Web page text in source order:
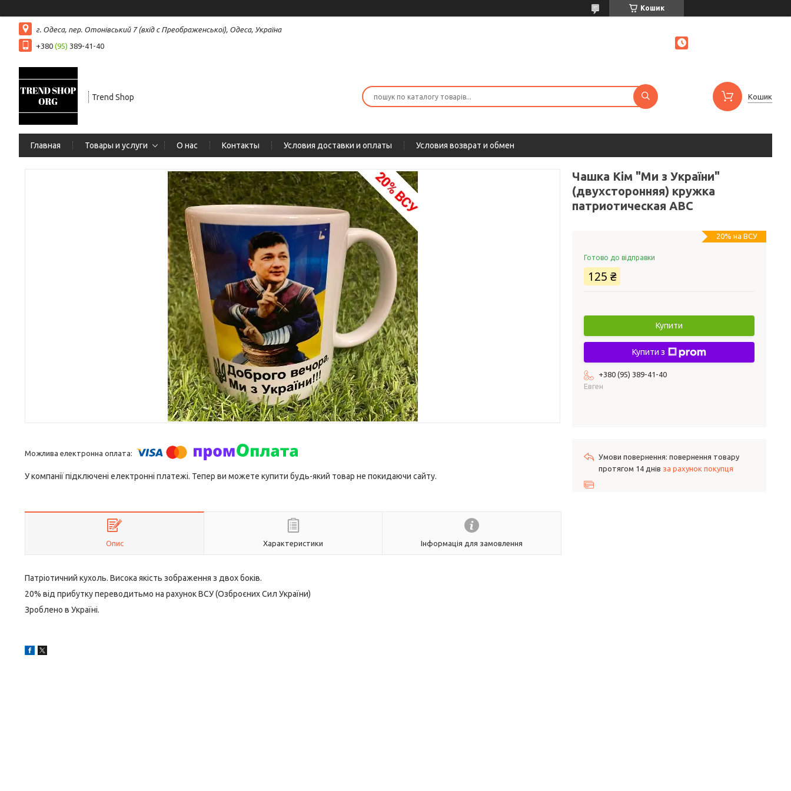
Кошик
г. Одеса, пер. Отонівський 7 (вхід с Преображенської), Одеса, Україна
+380 (95) 389-41-40
Trend Shop Кошик
Главная Товары и услуги О нас Контакты Условия доставки и оплаты Условия возврат и обмен
У компанії підключені електронні платежі. Тепер ви можете купити будь-який товар не покидаючи сайту.
Опис Характеристики Інформація для замовлення
Патріотичний кухоль. Висока якість зображення з двох боків.
20% від прибутку переводитьмо на рахунок ВСУ (Озброєних Сил України)
Зроблено в Україні.
Чашка Кім "Ми з України"
(двухсторонняя) кружка
патриотическая ABC
20% на ВСУ
Готово до відправки
125 ₴
Купити
Купити з
+380 (95) 389-41-40
Евген
повернення товару
протягом 14 днів за рахунок покупця